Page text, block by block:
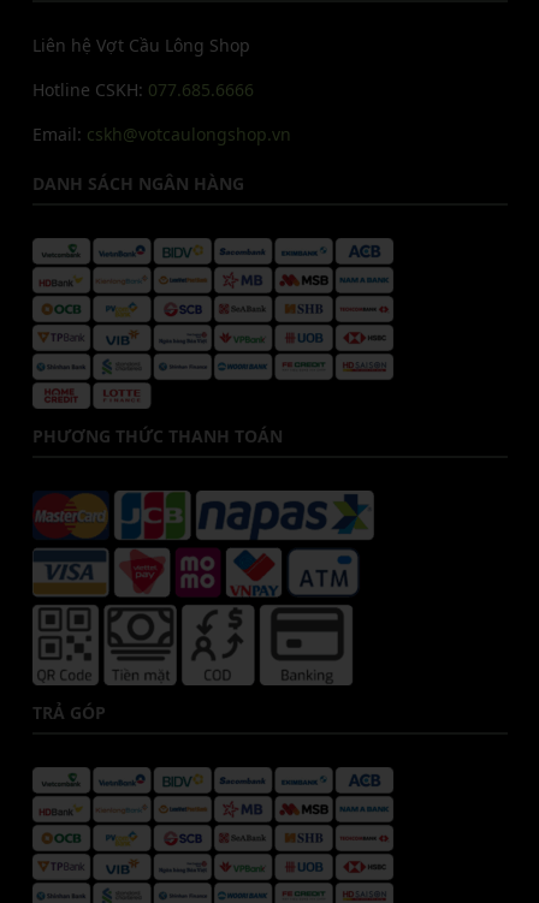
Liên hệ Vợt Cầu Lông Shop
Hotline CSKH: 077.685.6666
Email: cskh@votcaulongshop.vn
DANH SÁCH NGÂN HÀNG
PHƯƠNG THỨC THANH TOÁN
TRẢ GÓP